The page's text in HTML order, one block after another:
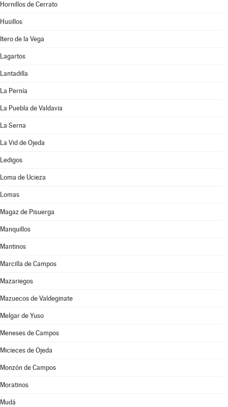
Hornillos de Cerrato
Husillos
Itero de la Vega
Lagartos
Lantadilla
La Pernía
La Puebla de Valdavia
La Serna
La Vid de Ojeda
Ledigos
Loma de Ucieza
Lomas
Magaz de Pisuerga
Manquillos
Mantinos
Marcilla de Campos
Mazariegos
Mazuecos de Valdeginate
Melgar de Yuso
Meneses de Campos
Micieces de Ojeda
Monzón de Campos
Moratinos
Mudá